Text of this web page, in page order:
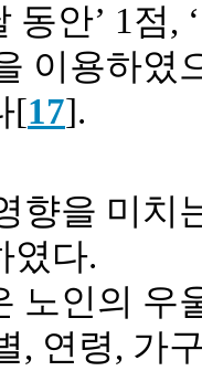
동안’ 1점,
이용하였
[17].
향을 미치
였다.
노인의 우
, 연령, 가